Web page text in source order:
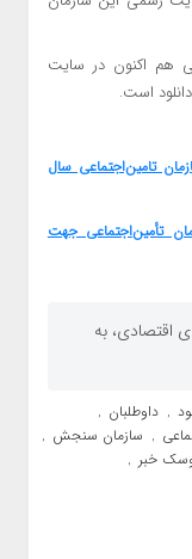
هم اکنون در سایت
است.
تامین‌اجتماعی سال
تأمین‌اجتماعی جهت
اقتصادی، به
, داوطلبان ,
, سازمان سنجش ,
خبر ,